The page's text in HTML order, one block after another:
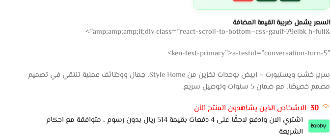
السعر يشمل ضريبة القيمة المضافة
&amp;amp;amp;lt;div class=”react-scroll-to-bottom–css-gauif-79elbk h-full”>
ken-text-primary”>a-testid=”conversation-turn-5″>
سرير خشب ويستبورت – ابيض بوحدات تخزين من Style Home، جمال ووظائف عملية تلتقي في تصميم
مصمم خصيصًا، مع ضمان 5 سنوات وتوصيل سريع.
30 الاشخاص الذين يشاهدون المنتج الأن
اشتري الان وادفع لاحقًا على 4 دفعات بقيمة 514 ريال بدون رسوم ، متوافقة مع احكام
الشريعة